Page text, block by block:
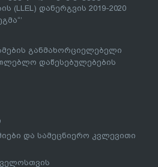
(LLEL) დანერგვის 2019-2020
განმახორციელებელი
დაწესებულებების
და სამეცნიერო კვლევითი